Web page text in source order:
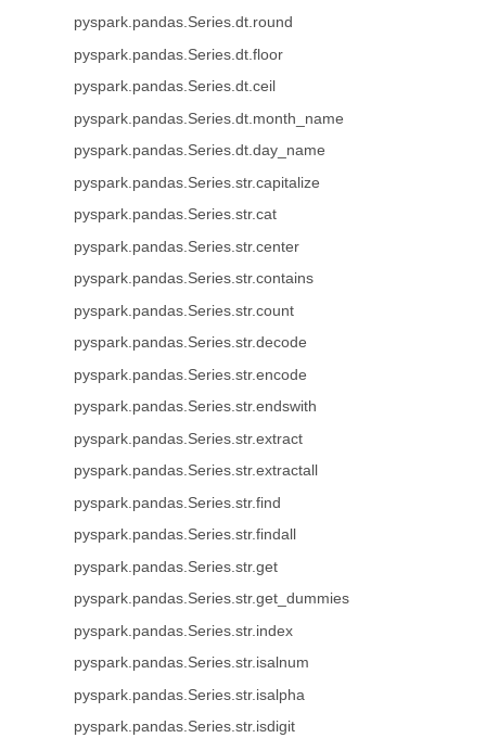
pyspark.pandas.Series.dt.round
pyspark.pandas.Series.dt.floor
pyspark.pandas.Series.dt.ceil
pyspark.pandas.Series.dt.month_name
pyspark.pandas.Series.dt.day_name
pyspark.pandas.Series.str.capitalize
pyspark.pandas.Series.str.cat
pyspark.pandas.Series.str.center
pyspark.pandas.Series.str.contains
pyspark.pandas.Series.str.count
pyspark.pandas.Series.str.decode
pyspark.pandas.Series.str.encode
pyspark.pandas.Series.str.endswith
pyspark.pandas.Series.str.extract
pyspark.pandas.Series.str.extractall
pyspark.pandas.Series.str.find
pyspark.pandas.Series.str.findall
pyspark.pandas.Series.str.get
pyspark.pandas.Series.str.get_dummies
pyspark.pandas.Series.str.index
pyspark.pandas.Series.str.isalnum
pyspark.pandas.Series.str.isalpha
pyspark.pandas.Series.str.isdigit